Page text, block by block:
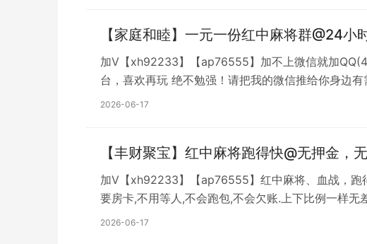
【家庭和睦】一元一份红中麻将群@24小
加V【xh92233】【ap76555】加不上微信就加
台，喜欢再玩 绝不勉强！请把我的微信推给你身边
自动结账、在线上桌、无需建群红中癞子、跑得快，
2026-06-17
【丰财聚宝】红中麻将跑得快@无押金，
加V【xh92233】【ap76555】红中麻将、血战，跑
要房卡,不用等人,不会跑包,不会欠账.上下比例一样
群，靠谱老群不玩随时可以下，随时可打，没有三缺
2026-06-17